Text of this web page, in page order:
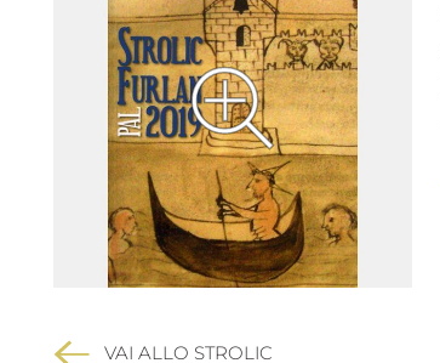
VAI ALLO STROLIC